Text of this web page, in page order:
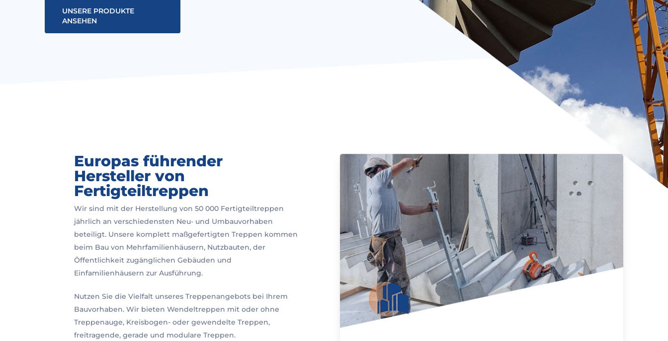
Hit enter to search or ESC to close
UNSERE PRODUKTE
ANSEHEN
Europas führender
Hersteller von
Fertigteiltreppen
Wir sind mit der Herstellung von 50 000 Fertigteiltreppen
jährlich an verschiedensten Neu- und Umbauvorhaben
beteiligt. Unsere komplett maßgefertigten Treppen kommen
beim Bau von Mehrfamilienhäusern, Nutzbauten, der
Öffentlichkeit zugänglichen Gebäuden und
Einfamilienhäusern zur Ausführung.
Nutzen Sie die Vielfalt unseres Treppenangebots bei Ihrem
Bauvorhaben. Wir bieten Wendeltreppen mit oder ohne
Treppenauge, Kreisbogen- oder gewendelte Treppen,
freitragende, gerade und modulare Treppen.